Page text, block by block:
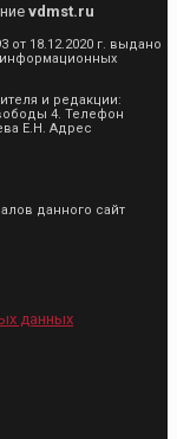
vdmst.ru
18.12.2020 г. выдано
и редакции:
4. Телефон
Е.Н. Адрес
данного сайт
данных